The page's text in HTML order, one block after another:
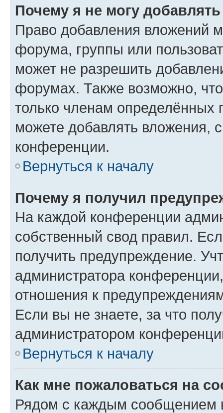
Почему я не могу
Право добавления вложений
форума, группы или
может не разрешить
форумах. Также возможно,
только членам определённых
можете добавлять вложения,
конференции.
Вернуться к началу
Почему я получил
На каждой конференции
собственный свод правил.
получить предупреждение.
администратора
отношения к
Если вы не знаете, за что
администратором
Вернуться к началу
Как мне пожаловаться на
Рядом с каждым сообщением